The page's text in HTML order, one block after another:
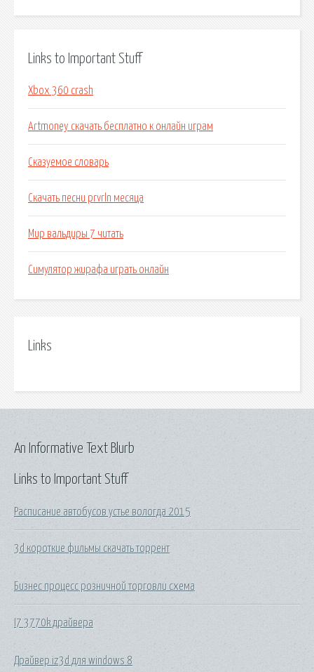
Links to Important Stuff
Xbox 360 crash
Artmoney скачать бесплатно к онлайн играм
Сказуемое словарь
Скачать песни prvrln месяца
Мир вальдиры 7 читать
Симулятор жирафа играть онлайн
Links
Links to Important Stuff
Расписание автобусов устье вологда 2015
3d короткие фильмы скачать торрент
Бизнес процесс розничной торговли схема
I7 3770k драйвера
Драйвер iz3d для windows 8
An Informative Text Blurb